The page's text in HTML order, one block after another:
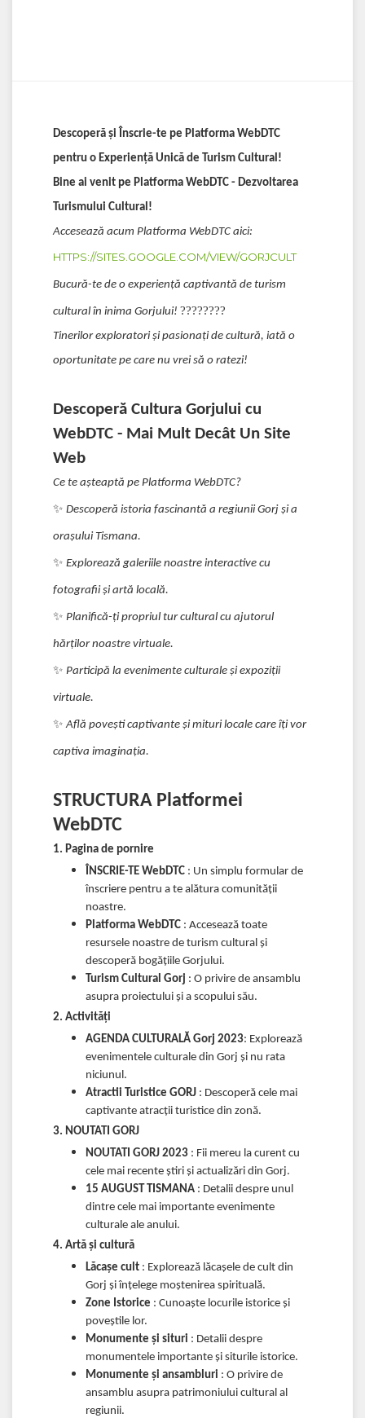
Descoperă și Înscrie-te pe Platforma WebDTC
pentru o Experiență Unică de Turism Cultural!
Bine ai venit pe Platforma WebDTC - Dezvoltarea
Turismului Cultural!
Accesează acum Platforma WebDTC aici:
HTTPS://SITES.GOOGLE.COM/VIEW/GORJCULT
Bucură-te de o experiență captivantă de turism
cultural în inima Gorjului! ????????
Tinerilor exploratori și pasionați de cultură, iată o
oportunitate pe care nu vrei să o ratezi!
Descoperă Cultura Gorjului cu
WebDTC - Mai Mult Decât Un Site
Web
Ce te așteaptă pe Platforma WebDTC?
✨ Descoperă istoria fascinantă a regiunii Gorj și a
orașului Tismana.
✨ Explorează galeriile noastre interactive cu
fotografii și artă locală.
✨ Planifică-ți propriul tur cultural cu ajutorul
hărților noastre virtuale.
✨ Participă la evenimente culturale și expoziții
virtuale.
✨ Află povești captivante și mituri locale care îți vor
captiva imaginația.
STRUCTURA Platformei
WebDTC
1. Pagina de pornire
ÎNSCRIE-TE WebDTC : Un simplu formular de
înscriere pentru a te alătura comunității
noastre.
Platforma WebDTC : Accesează toate
resursele noastre de turism cultural și
descoperă bogățiile Gorjului.
Turism Cultural Gorj : O privire de ansamblu
asupra proiectului și a scopului său.
2. Activități
AGENDA CULTURALĂ Gorj 2023: Explorează
evenimentele culturale din Gorj și nu rata
niciunul.
Atractii Turistice GORJ : Descoperă cele mai
captivante atracții turistice din zonă.
3. NOUTATI GORJ
NOUTATI GORJ 2023 : Fii mereu la curent cu
cele mai recente știri și actualizări din Gorj.
15 AUGUST TISMANA : Detalii despre unul
dintre cele mai importante evenimente
culturale ale anului.
4. Artă și cultură
Lăcaşe cult : Explorează lăcașele de cult din
Gorj și înțelege moștenirea spirituală.
Zone Istorice : Cunoaște locurile istorice și
poveștile lor.
Monumente și situri : Detalii despre
monumentele importante și siturile istorice.
Monumente și ansambluri : O privire de
ansamblu asupra patrimoniului cultural al
regiunii.